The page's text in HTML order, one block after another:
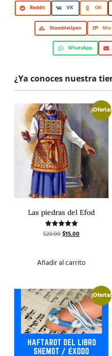
Reddit VK OK
StumbleUpon Mix
WhatsApp
¿Ya conoces nuestra
¡Oferta!
Las piedras del Efod
Valorado
con
$20.00$15.00
Añadir al carrito
¡Oferta!